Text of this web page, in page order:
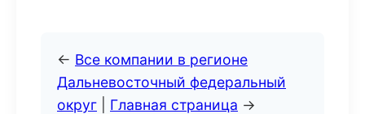
← Все компании в регионе
Дальневосточный федеральный
округ
Главная страница →